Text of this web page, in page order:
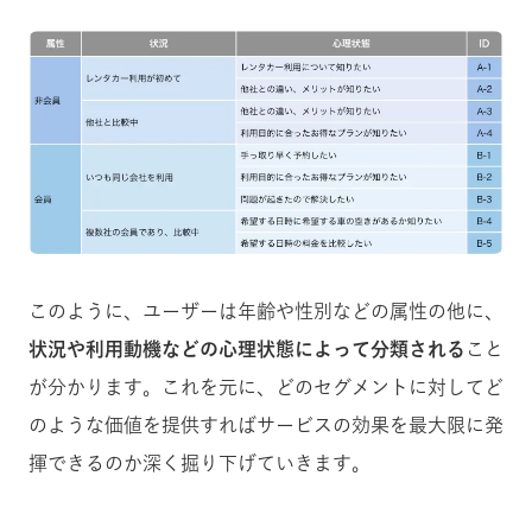
このように、ユーザーは年齢や性別などの属性の他に、
状況や利用動機などの心理状態によって分類される こと
が分かります。これを元に、どのセグメントに対してど
のような価値を提供すればサービスの効果を最大限に発
揮できるのか深く掘り下げていきます。